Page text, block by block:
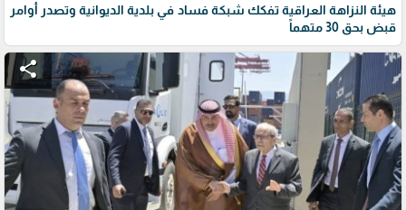
هيئة النزاهة العراقية تفكك شبكة فساد في بلدية الديوانية وتصدر أوامر
قبض بحق 30 متهماً
share